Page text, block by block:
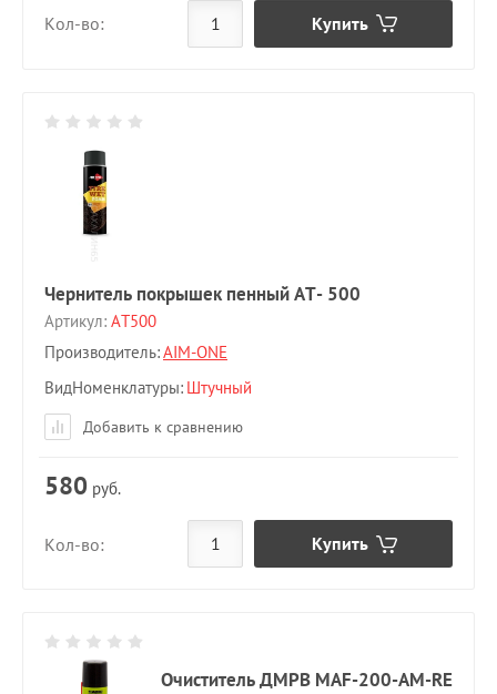
Кол-во: Купить
Чернитель покрышек пенный AT- 500
Артикул: AT500
Производитель:AIM-ONE
ВидНоменклатуры Штучный
Добавить к сравнению
Кол-во:
580 руб.
Купить
Очиститель ДМРВ MAF-200-AM-RE